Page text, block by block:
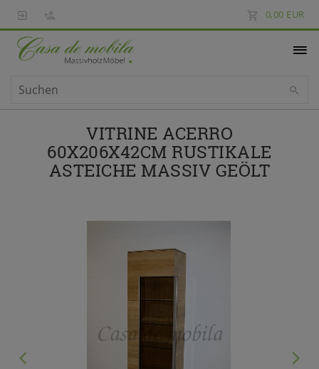
0,00 EUR
VITRINE ACERRO
60X206X42CM RUSTIKALE
ASTEICHE MASSIV GEÖLT